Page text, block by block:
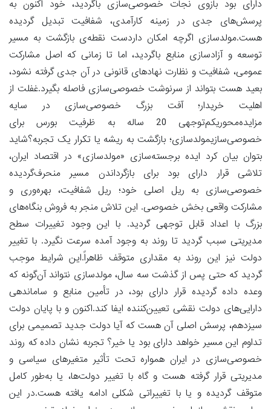
دارای بود بازوی نجات خصوصی‌سازی باگردید، خود اکنون به
پرسش‌های جدی در زمینه کارآمدی، شفافیت تبدیل گردیده
هست.مولدسازی اگرچه امکان داردست نقطه‌ی بازگشت به مسیر
توسعه و آزادسازی منابع باگردید، اما تا زمانی که اصل مشارکت
عمومی، شفافیت و نظارت نهادهای قانونی در آن جدی گرفته نشود،
بعید هست بتواند از سرنوشت خصوصی‌سازی فاصله بگیرد.غفلت از
اهلیت خریدار؛ آفت بزرگ خصوصی‌سازی در سایه
مزایده‌محوریکم‌توجهی 20 ساله به ظرفیت بورس برای
خصوصی‌سازیمولدسازی؛ بازگشت به ریشه یا تکرار یک تجربه؟شاید
بتوان بیان کرد ایده برجسته‌سازی «مولدسازی» در اقتصاد ایران،
تلاشی قرار دارای بود برای بازگرداندن مسیر منحرف‌گردیده
خصوصی‌سازی به ریل اصلی خود؛ ریل شفافیت، بهره‌وری و
مشارکت واقعی بخش خصوصی. این تلاش منجر به فروش بنگاه‌های
بزرگ با اعداد قابل توجهی گردید. با این وجود تغییرات سطح
مدیریتی سبب گردید تا روند به وجود آمده سرعت نگیرد. با تغییر
دولت نیز این روند به مقداری متوقف ظاهراً.این شرایط موجب
گردید که حتی پس از گذشت سه سال، مولدسازی نتواند آن‌گونه که
وعده داده گردیده قرار دارای بود، در تأمین منابع و ساماندهی
دارایی‌های دولت نقشی تعیین‌کننده ایفا کند.اکنون و با پایان دولت
سیزدهم، پرسش اصلی آن هست که آیا دولت جدید تصمیمی برای
تداوم این مسیر خواهد دارای بود یا خیر؟ تجربه نشان داده که روند
خصوصی‌سازی در ایران همواره تحت تأثیر متغیرهای سیاسی و
مدیریتی قرار گرفته هست و گاه با تغییر دولت‌ها، یا به‌طور کامل
متوقف گردیده و یا با تغییراتی شکلی ادامه یافته هست.در این